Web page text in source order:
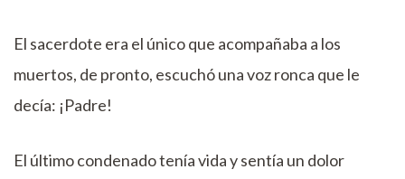
El sacerdote era el único que acompañaba a los
muertos, de pronto, escuchó una voz ronca que le
decía: ¡Padre!
El último condenado tenía vida y sentía un dolor